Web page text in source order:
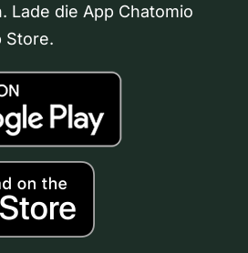
Lade die App Chatomio
Store.